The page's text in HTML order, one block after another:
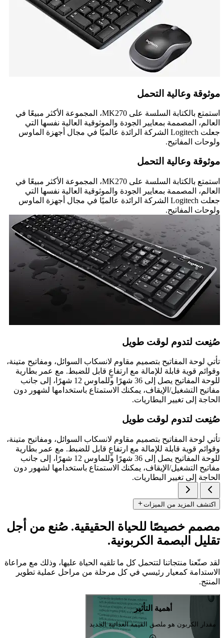
موثوقة وعالية التحمل
استمتع بالكتابة السلسة على MK270، المجموعة الأكثر مبيعًا في
العالم، المصممة بمعايير الجودة والموثوقية العالية نفسها التي
جعلت Logitech الشركة الرائدة عالميًا في مجال أجهزة الماوس
ولوحات المفاتيح.
موثوقة وعالية التحمل
استمتع بالكتابة السلسة على MK270، المجموعة الأكثر مبيعًا في
العالم، المصممة بمعايير الجودة والموثوقية العالية نفسها التي
جعلت Logitech الشركة الرائدة عالميًا في مجال أجهزة الماوس
ولوحات المفاتيح.
صُنِعت لتدوم لوقت طويل
تأتي لوحة المفاتيح بتصميم مقاوم لانسكاب السوائل، ومفاتيح متينة،
وقوائم قوية قابلة للإمالة مع ارتفاعٍ قابل للضبط. مع عمر بطارية
للوحة المفاتيح يصل إلى 36 شهرًا وللماوس 12 شهرًا، إلى جانب
مفاتيح التشغيل/الإيقاف، يمكنك الاستمتاع باستخدامها لشهور دون
الحاجة إلى تغيير البطاريات.
صُنِعت لتدوم لوقت طويل
تأتي لوحة المفاتيح بتصميم مقاوم لانسكاب السوائل، ومفاتيح متينة،
وقوائم قوية قابلة للإمالة مع ارتفاعٍ قابل للضبط. مع عمر بطارية
للوحة المفاتيح يصل إلى 36 شهرًا وللماوس 12 شهرًا، إلى جانب
مفاتيح التشغيل/الإيقاف، يمكنك الاستمتاع باستخدامها لشهور دون
الحاجة إلى تغيير البطاريات.
اكتشف المزيد من الميزات
مصمم خصيصًا للحياة الحقيقية. صُنع من أجل
تقليل البصمة الكربونية.
لقد صنّعنا منتجاتنا لتتحمل كل ما تلقيه الحياة عليها، وذلك مع مراعاة
الاستدامة كمعيار رئيسي في كل مرحلة من مراحل عملية تطوير
المنتج.
أهمية التأثير
مقدار الكربون هو ملصق القيمة الغذائية الجديد